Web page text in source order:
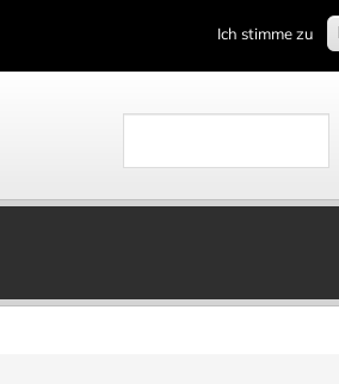
Ich stimme zu